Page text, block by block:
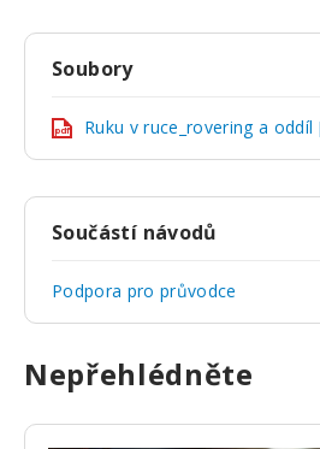
Soubory
pdf Ruku v ruce_rovering a
Součástí návodů
Podpora pro průvodce
Nepřehlédněte